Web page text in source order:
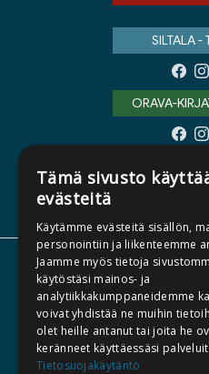
SILTALA -
ORAVA-
TIETOA
Tämä sivusto
evästeitä
Käytämme evästeitä sisällön,
personointiin ja liikenteemme
Jaamme myös tietoja
käytöstäsi mainos- ja
analytiikkakumppaneidemme
voivat yhdistää ne muihin
olet heille antanut tai joita he
keränneet käyttäessäsi
Tietosuojakäytäntö